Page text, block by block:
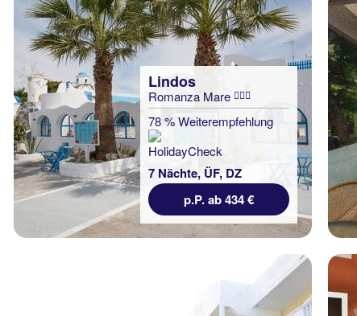
Lindos
Romanza Mare
78 % Weiterempfehlung
7 Nächte, ÜF, DZ
p.P. ab 434 €